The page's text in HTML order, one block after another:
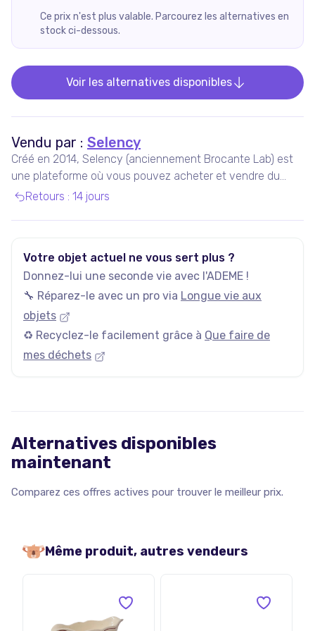
Ce prix n'est plus valable. Parcourez les alternatives en
stock ci-dessous.
Voir les alternatives disponibles
Vendu par : Selency
Créé en 2014, Selency (anciennement Brocante Lab) est
une plateforme où vous pouvez acheter et vendre du
mobilier et des décorations uniques de seconde main,
Retours : 14 jours
Votre objet actuel ne vous sert plus ?
Donnez-lui une seconde vie avec l'ADEME !
🔧 Réparez-le avec un pro via Longue vie aux
objets
♻️ Recyclez-le facilement grâce à Que faire de
mes déchets
Alternatives disponibles
maintenant
Comparez ces offres actives pour trouver le meilleur prix.
Même produit, autres vendeurs